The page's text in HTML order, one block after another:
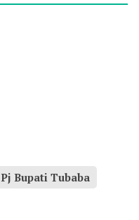
Pj Bupati Tubaba